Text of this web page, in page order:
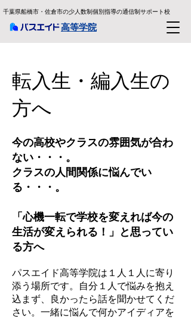
​高等学院
千葉県船橋市・佐倉市の少人数制個別指導の通信制サポート校
転入生・編入生の
方へ
今の高校やクラスの雰囲気が合わ
ない・・・。
クラスの人間関係に悩んでい
る・・・。
「心機一転で学校を変えれば今の
生活が変えられる！」と思ってい
る方へ
パスエイド高等学院は１人１人に寄り
添う場所です。自分１人で悩みを抱え
込まず、良かったら話を聞かせてくだ
さい。一緒に悩んで何かアイディアを